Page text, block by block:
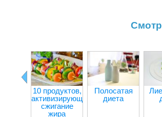
10 продуктов,
активизирующих
сжигание
жира
Полосатая
диета